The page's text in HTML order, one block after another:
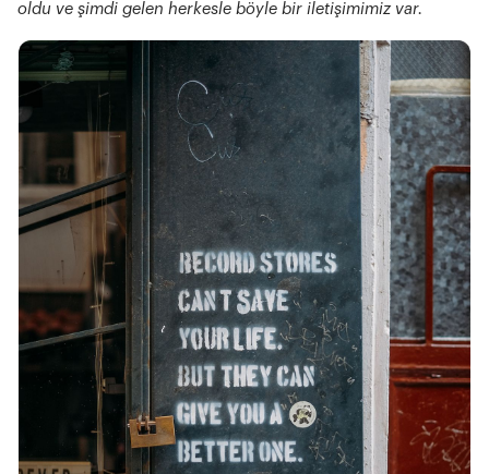
oldu ve şimdi gelen herkesle böyle bir iletişimimiz var.